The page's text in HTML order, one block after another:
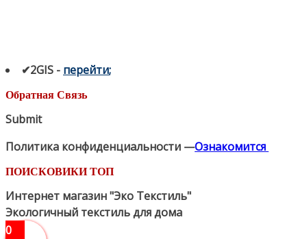
✔2GIS - перейти;
Обратная Связь
Submit
Политика конфиденциальности —Ознакомится
ПОИСКОВИКИ ТОП
Интернет магазин "Эко Текстиль"
Экологичный текстиль для дома
0